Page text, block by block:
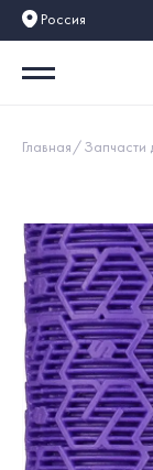
Россия
Главная Запчасти